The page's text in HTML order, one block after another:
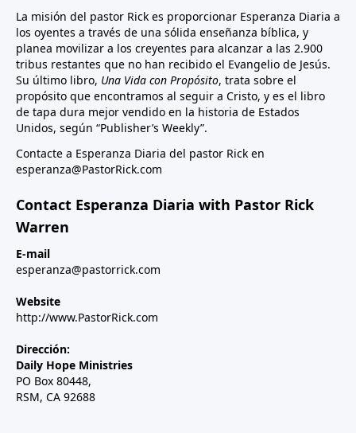
La misión del pastor Rick es proporcionar Esperanza Diaria a
los oyentes a través de una sólida enseñanza bíblica, y
planea movilizar a los creyentes para alcanzar a las 2.900
tribus restantes que no han recibido el Evangelio de Jesús.
Su último libro, Una Vida con Propósito, trata sobre el
propósito que encontramos al seguir a Cristo, y es el libro
de tapa dura mejor vendido en la historia de Estados
Unidos, según “Publisher’s Weekly”.
Contacte a Esperanza Diaria del pastor Rick en
esperanza@PastorRick.com
Contact Esperanza Diaria with Pastor Rick
Warren
E-mail
esperanza@pastorrick.com
Website
http://www.PastorRick.com
Dirección:
Daily Hope Ministries
PO Box 80448,
RSM, CA 92688